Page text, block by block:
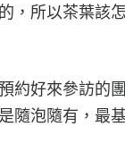
，所以茶葉該
約好來參訪的
隨泡隨有，最